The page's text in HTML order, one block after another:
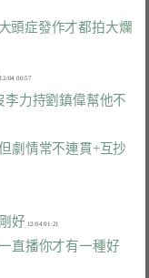
頭症發作才都拍大爛
12/04 00:57
李力持劉鎮偉幫他不
劇情常不連貫+互抄
好
直播你才有一種好